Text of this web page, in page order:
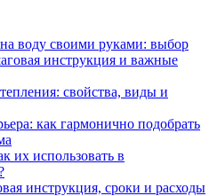
воду своими руками: выбор
инструкция и важные
свойства, виды и
как гармонично подобрать
их использовать в
инструкция, сроки и расходы